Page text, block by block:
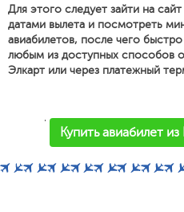
Для этого следует зайти на
датами вылета и посмотреть
авиабилетов, после чего
любым из доступных способов
Элкарт или через платежный
'
Купить авиабилет